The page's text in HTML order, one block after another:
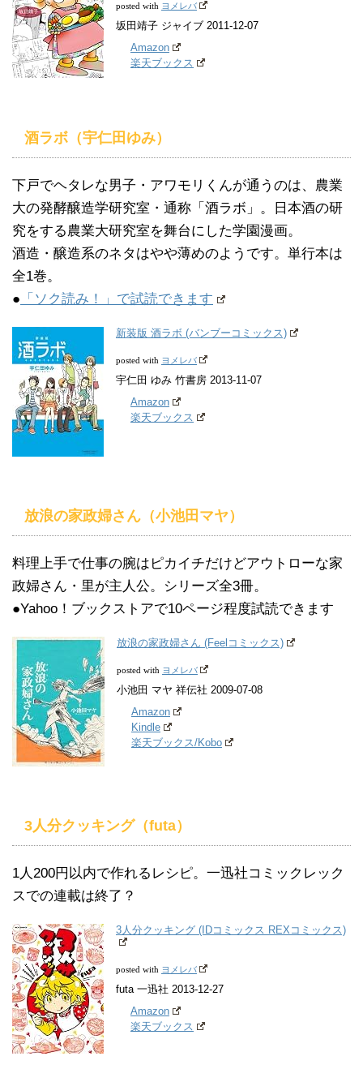
posted with ヨメレバ
坂田靖子 ジャイブ 2011-12-07
Amazon
楽天ブックス
酒ラボ（宇仁田ゆみ）
下戸でヘタレな男子・アワモリくんが通うのは、農業
大の発酵醸造学研究室・通称「酒ラボ」。日本酒の研
究をする農業大研究室を舞台にした学園漫画。
酒造・醸造系のネタはやや薄めのようです。単行本は
全1巻。
● 「ソク読み！」で試読できます
新装版 酒ラボ (バンブーコミックス)
posted with ヨメレバ
宇仁田 ゆみ 竹書房 2013-11-07
Amazon
楽天ブックス
放浪の家政婦さん（小池田マヤ）
料理上手で仕事の腕はピカイチだけどアウトローな家
政婦さん・里が主人公。シリーズ全3冊。
●Yahoo！ブックストアで10ページ程度試読できます
放浪の家政婦さん (Feelコミックス)
posted with ヨメレバ
小池田 マヤ 祥伝社 2009-07-08
Amazon
Kindle
楽天ブックス/Kobo
3人分クッキング（futa）
1人200円以内で作れるレシピ。一迅社コミックレック
スでの連載は終了？
3人分クッキング (IDコミックス REXコミックス)
posted with ヨメレバ
futa 一迅社 2013-12-27
Amazon
楽天ブックス